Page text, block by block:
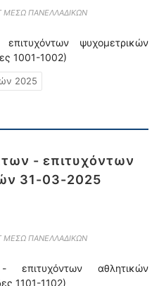
ΜΕΣΩ ΠΑΝΕΛΛΑΔΙΚΩΝ
ψυχομετρικών
1001-1002)
2025
- επιτυχόντων
31-03-2025
ΜΕΣΩ ΠΑΝΕΛΛΑΔΙΚΩΝ
επιτυχόντων αθλητικών
1101-1102)